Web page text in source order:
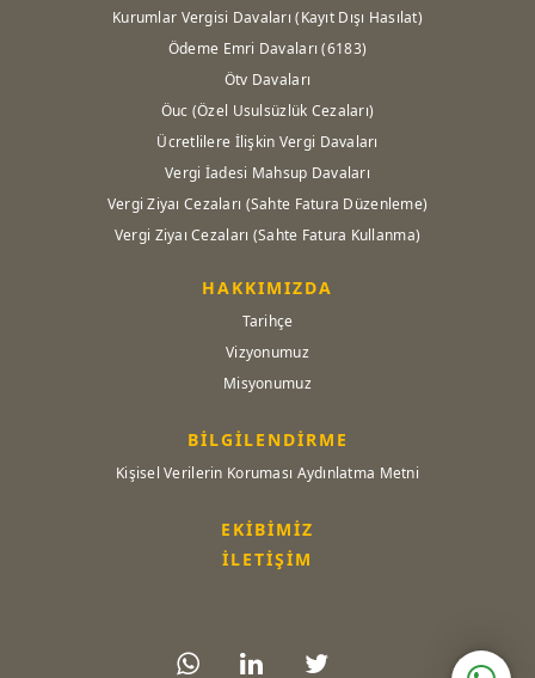
Kurumlar Vergisi Davaları (Kayıt Dışı Hasılat)
Ödeme Emri Davaları (6183)
Ötv Davaları
Öuc (Özel Usulsüzlük Cezaları)
Ücretlilere İlişkin Vergi Davaları
Vergi İadesi Mahsup Davaları
Vergi Ziyaı Cezaları (Sahte Fatura Düzenleme)
Vergi Ziyaı Cezaları (Sahte Fatura Kullanma)
HAKKIMIZDA
Tarihçe
Vizyonumuz
Misyonumuz
BİLGİLENDİRME
Kişisel Verilerin Koruması Aydınlatma Metni
EKİBİMİZ
İLETİŞİM